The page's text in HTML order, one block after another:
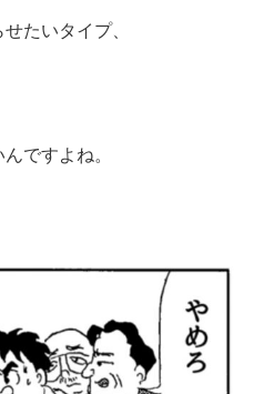
たいタイプ、
ですよね。